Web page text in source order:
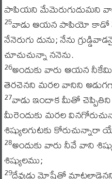
పాపియని మేమెరుగుదుమని
25వాడు ఆయన పాపియో కాడో
నేనెరుగు దును; నేను
చూచుచున్నా ననెను.
26అందుకు వారు ఆయన నీకేమి
తెరచెనని మరల వానిని
27వాడు ఇందాక మీతో
మీరెందుకు మరల
శిష్యులగుటకు
28అందుకు వారు నీవే వాని
శిష్యులము;
29దేవుడు మోషేతో